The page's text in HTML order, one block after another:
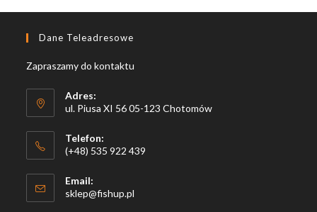
Dane Teleadresowe
Zapraszamy do kontaktu
Adres:
ul. Piusa XI 56 05-123 Chotomów
Telefon:
(+48) 535 922 439
Email:
sklep@fishup.pl